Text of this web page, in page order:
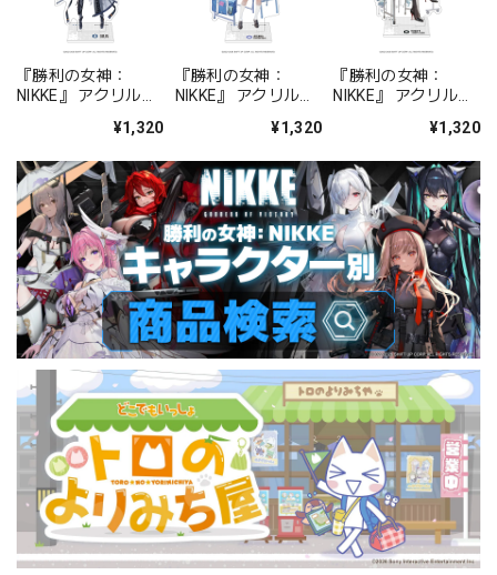
『勝利の女神：
NIKKE』 アクリルス
¥1,320
『勝利の女神：
NIKKE』 アクリルス
ォーチュンメイト
¥1,320
『勝利の女神：
NIKKE』 アクリルス
シャープレッスン
¥1,320